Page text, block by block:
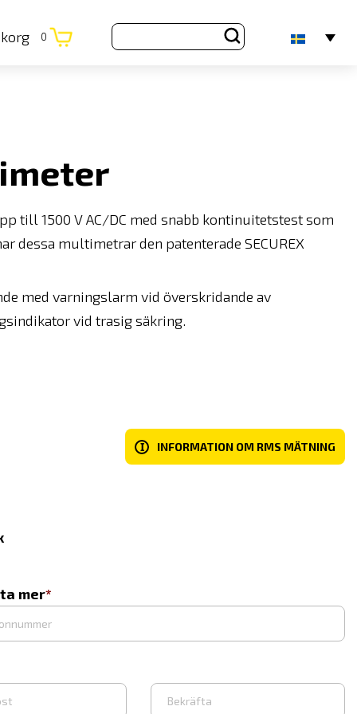
0
till 1500 V AC/DC med snabb kontinuitetstest som
dessa multimetrar den patenterade SECUREX
med varningslarm vid överskridande av
vid trasig säkring.
I INFORMATION OM RMS MÄTNING
mer